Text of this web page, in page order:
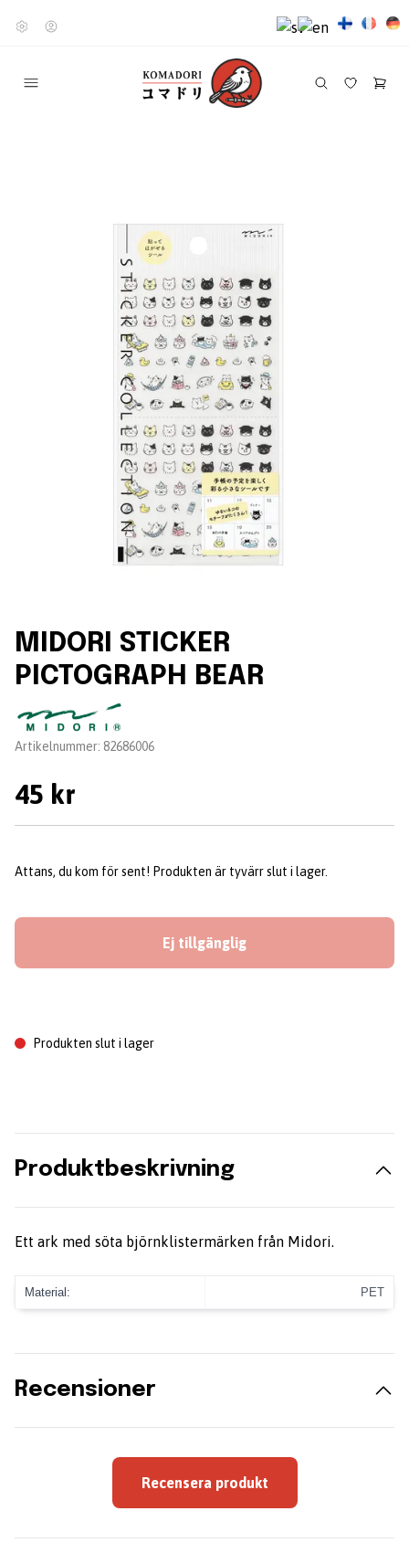
MIDORI STICKER
PICTOGRAPH BEAR
Leverantör:
Artikelnummer: 82686006
45 kr
Attans, du kom för sent! Produkten är tyvärr slut i lager.
Ej tillgänglig
Produkten slut i lager
Produktbeskrivning
Ett ark med söta björnklistermärken från Midori.
Material: PET
Recensioner
Recensera produkt